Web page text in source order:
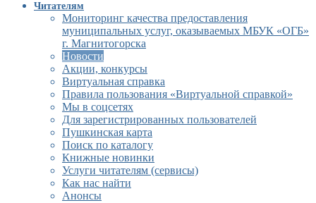
Читателям
Мониторинг качества предоставления
муниципальных услуг, оказываемых МБУК «ОГБ»
г. Магнитогорска
Новости
Акции, конкурсы
Виртуальная справка
Правила пользования «Виртуальной справкой»
Мы в соцсетях
Для зарегистрированных пользователей
Пушкинская карта
Поиск по каталогу
Книжные новинки
Услуги читателям (сервисы)
Как нас найти
Анонсы